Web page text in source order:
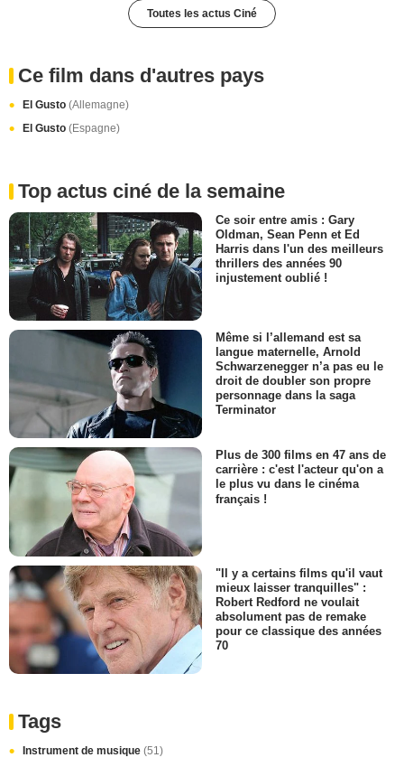
Toutes les actus Ciné
Ce film dans d'autres pays
El Gusto (Allemagne)
El Gusto (Espagne)
Top actus ciné de la semaine
Ce soir entre amis : Gary
Oldman, Sean Penn et Ed
Harris dans l'un des meilleurs
thrillers des années 90
injustement oublié !
Même si l’allemand est sa
langue maternelle, Arnold
Schwarzenegger n’a pas eu le
droit de doubler son propre
personnage dans la saga
Terminator
Plus de 300 films en 47 ans de
carrière : c'est l'acteur qu'on a
le plus vu dans le cinéma
français !
"Il y a certains films qu'il vaut
mieux laisser tranquilles" :
Robert Redford ne voulait
absolument pas de remake
pour ce classique des années
70
Tags
Instrument de musique (51)